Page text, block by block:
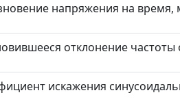
напряжения на время,
отклонение
искажения